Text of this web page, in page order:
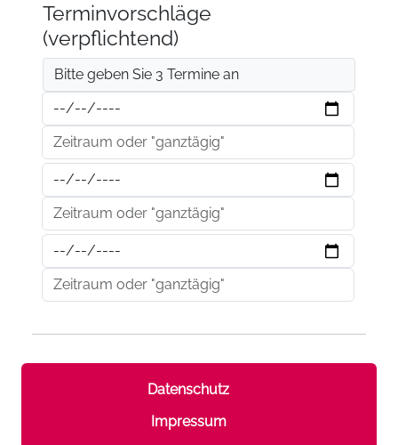
Terminvorschläge
(verpflichtend)
Bitte geben Sie 3 Termine an
Datenschutz
Impressum